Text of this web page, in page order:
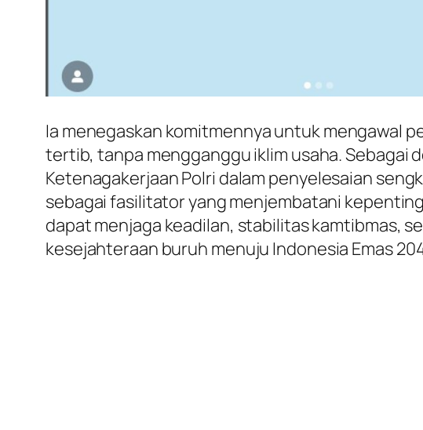
Ia menegaskan komitmennya untuk mengawal
tertib, tanpa mengganggu iklim usaha. Sebagai
Ketenagakerjaan Polri dalam penyelesaian
sebagai fasilitator yang menjembatani
dapat menjaga keadilan, stabilitas kamtibmas,
kesejahteraan buruh menuju Indonesia Emas